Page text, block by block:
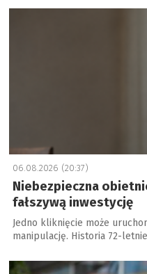
a
06.08.2026 (20:37)
Niebezpieczna
fałszywą inwestycję
Jedno kliknięcie może
manipulację. Historia 72-
a